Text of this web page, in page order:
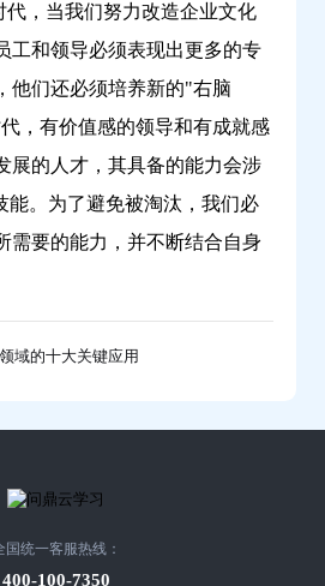
代，当我们努力改造企业文化
工和领导必须表现出更多的专
他们还必须培养新的"右脑
，有价值感的领导和有成就感
展的人才，其具备的能力会涉
能。为了避免被淘汰，我们必
需要的能力，并不断结合自身
域的十大关键应用
国统一客服热线：
400-100-7350